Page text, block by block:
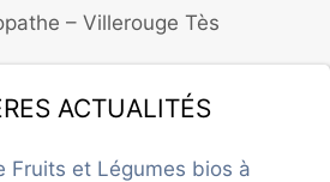
– Villerouge Tès
actualités
Fruits et Légumes bios à